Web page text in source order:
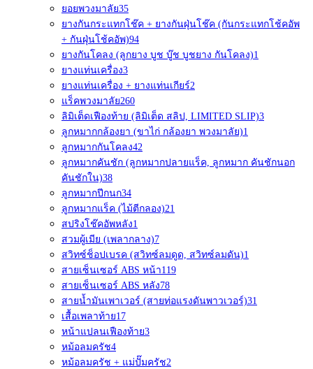
ยอยพวงมาลัย35
ยางกันกระแทกโช๊ค + ยางกันฝุ่นโช๊ค (กันกระแทกโช้คอัพ
+ กันฝุ่นโช้คอัพ)94
ยางกันโคลง (ลูกยาง บูช บู๊ช บูชยาง กันโคลง)1
ยางแท่นเครื่อง3
ยางแท่นเครื่อง + ยางแท่นเกียร์2
แร็คพวงมาลัย260
ลิมิเต็ดเฟืองท้าย (ลิมิเต็ด สลิป, LIMITED SLIP)3
ลูกหมากกล้องยา (ขาไก่ กล้องยา พวงมาลัย)1
ลูกหมากกันโคลง42
ลูกหมากคันชัก (ลูกหมากปลายแร็ค, ลูกหมาก คันชักนอก
คันชักใน)38
ลูกหมากปีกนก34
ลูกหมากแร็ค (ไม้ตีกลอง)21
สปริงโช๊คอัพหลัง1
สวมผู้เมีย (เพลากลาง)7
สวิทซ์ช็อปเบรค (สวิทซ์ลมดูด, สวิทซ์ลมดัน)1
สายเซ็นเซอร์ ABS หน้า119
สายเซ็นเซอร์ ABS หลัง78
สายน้ำมันเพาเวอร์ (สายท่อแรงดันพาวเวอร์)31
เสื้อเพลาท้าย17
หน้าแปลนเฟืองท้าย3
หม้อลมครัช4
หม้อลมครัช + แม่ปั๊มครัช2